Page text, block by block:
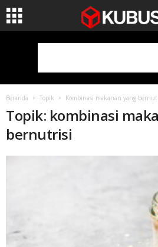
Beranda Topik Kombinasi makanan yang
Topik: kombinasi
bernutrisi